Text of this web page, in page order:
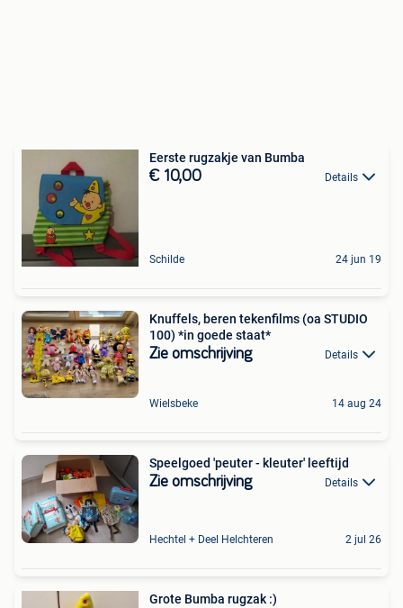
Eerste rugzakje van Bumba
€ 10,00 Details
Schilde 24 jun 19
Knuffels, beren tekenfilms (oa STUDIO
100) *in goede staat*
Zie omschrijving Details
Wielsbeke 14 aug 24
Speelgoed 'peuter - kleuter' leeftijd
Zie omschrijving Details
Hechtel + Deel Helchteren 2 jul 26
Grote Bumba rugzak :)